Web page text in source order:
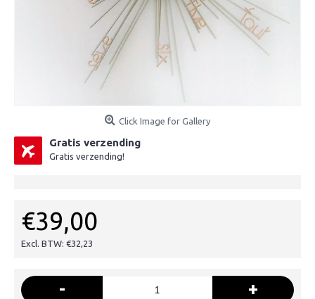
Click Image for Gallery
Gratis verzending
Gratis verzending!
€39,00
Excl. BTW: €32,23
- +